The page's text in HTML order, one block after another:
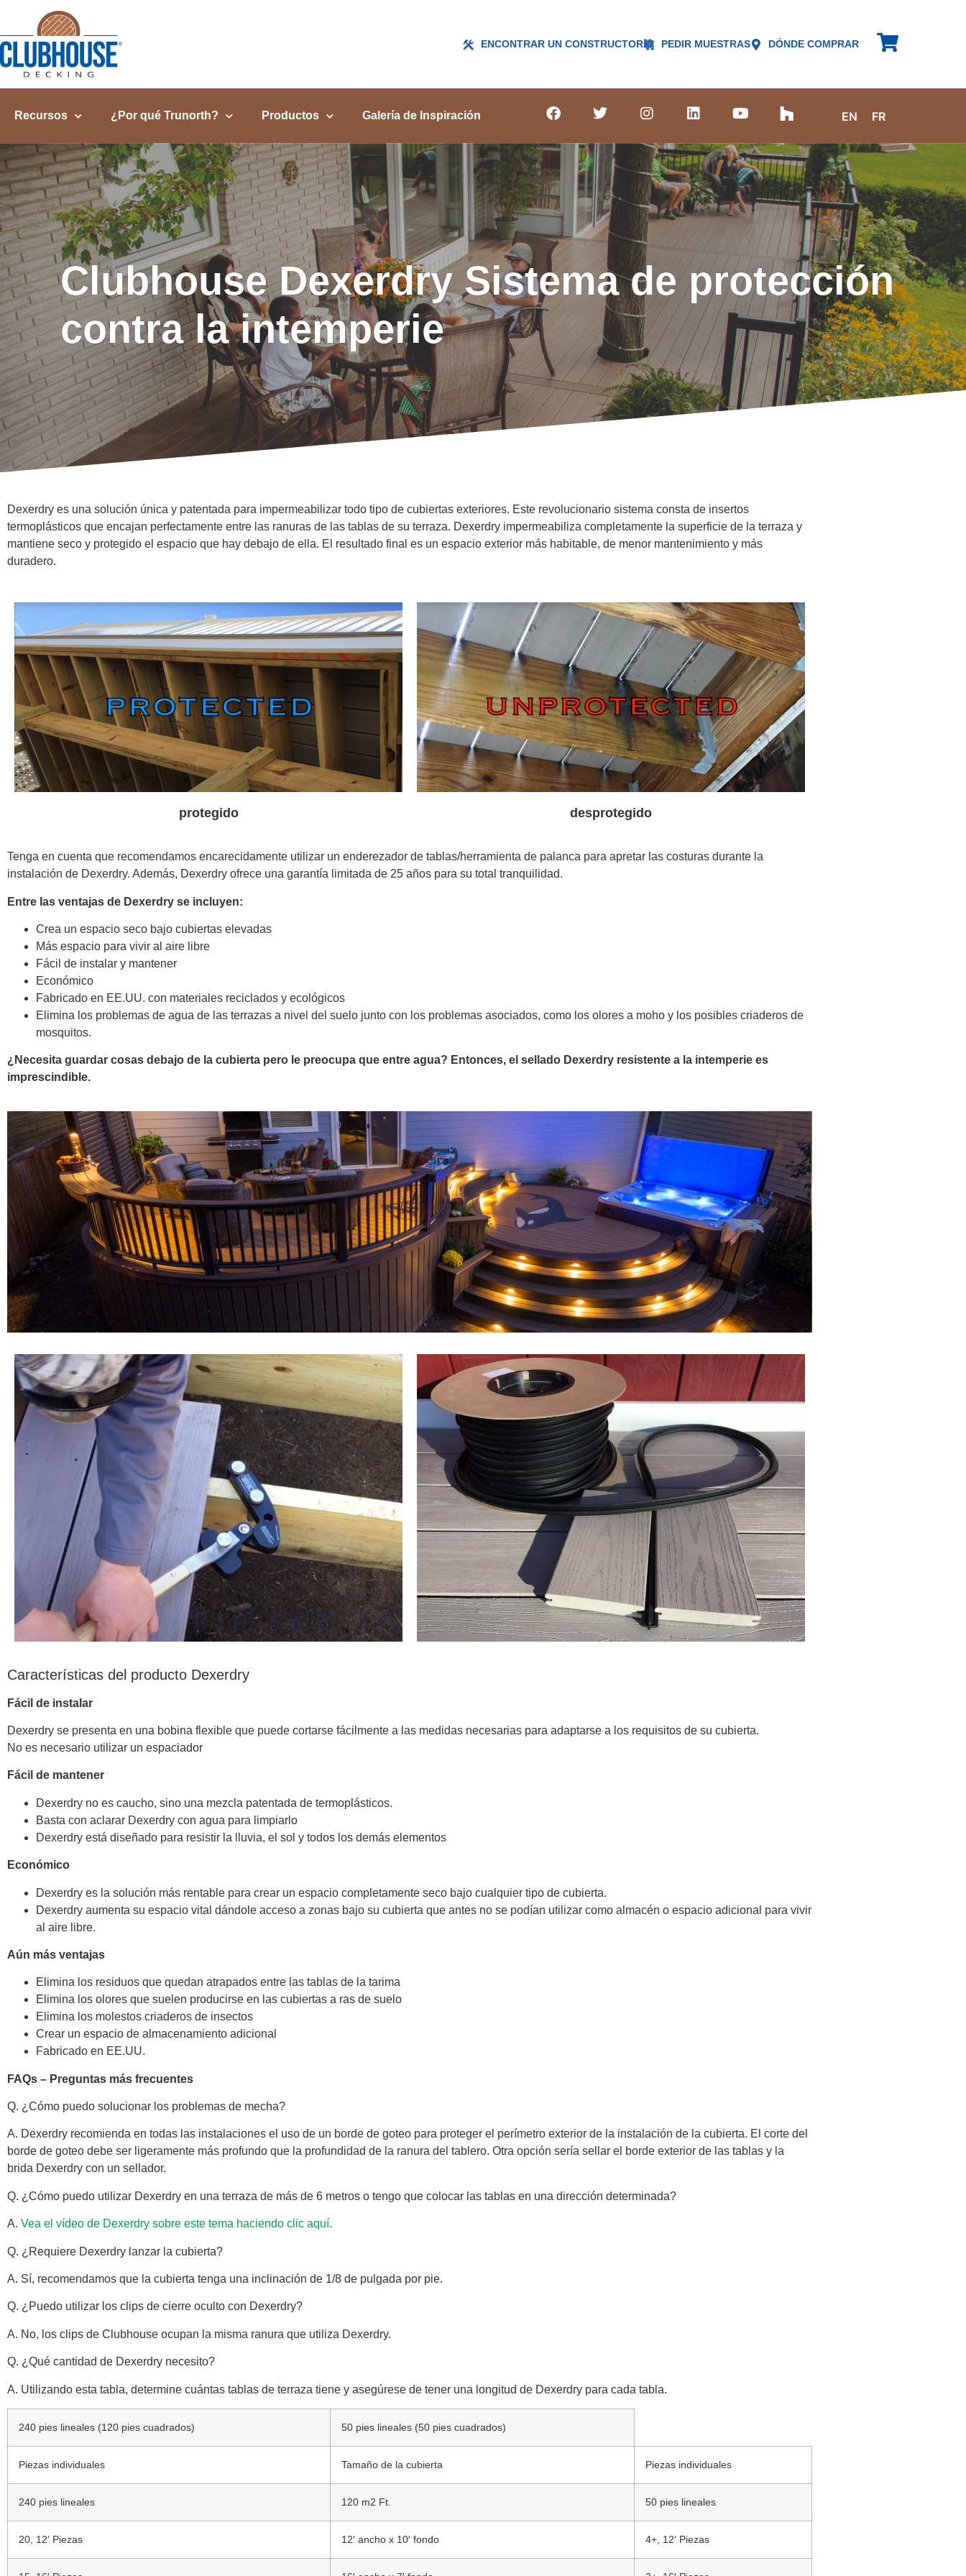
contenido
ENCONTRAR UN CONSTRUCTOR PEDIR MUESTRAS DÓNDE COMPRAR
Recursos ¿Por qué Trunorth? Productos Galería de Inspiración EN FR
Clubhouse Dexerdry Sistema de protección
contra la intemperie
Dexerdry es una solución única y patentada para impermeabilizar todo tipo de cubiertas exteriores. Este revolucionario sistema consta de insertos
termoplásticos que encajan perfectamente entre las ranuras de las tablas de su terraza. Dexerdry impermeabiliza completamente la superficie de la terraza y
mantiene seco y protegido el espacio que hay debajo de ella. El resultado final es un espacio exterior más habitable, de menor mantenimiento y más
duradero.
protegido desprotegido
Tenga en cuenta que recomendamos encarecidamente utilizar un enderezador de tablas/herramienta de palanca para apretar las costuras durante la
instalación de Dexerdry. Además, Dexerdry ofrece una garantía limitada de 25 años para su total tranquilidad.
Entre las ventajas de Dexerdry se incluyen:
Crea un espacio seco bajo cubiertas elevadas
Más espacio para vivir al aire libre
Fácil de instalar y mantener
Económico
Fabricado en EE.UU. con materiales reciclados y ecológicos
Elimina los problemas de agua de las terrazas a nivel del suelo junto con los problemas asociados, como los olores a moho y los posibles criaderos de
mosquitos.
¿Necesita guardar cosas debajo de la cubierta pero le preocupa que entre agua? Entonces, el sellado Dexerdry resistente a la intemperie es
imprescindible.
Características del producto Dexerdry
Fácil de instalar
Dexerdry se presenta en una bobina flexible que puede cortarse fácilmente a las medidas necesarias para adaptarse a los requisitos de su cubierta.
No es necesario utilizar un espaciador
Fácil de mantener
Dexerdry no es caucho, sino una mezcla patentada de termoplásticos.
Basta con aclarar Dexerdry con agua para limpiarlo
Dexerdry está diseñado para resistir la lluvia, el sol y todos los demás elementos
Económico
Dexerdry es la solución más rentable para crear un espacio completamente seco bajo cualquier tipo de cubierta.
Dexerdry aumenta su espacio vital dándole acceso a zonas bajo su cubierta que antes no se podían utilizar como almacén o espacio adicional para vivir
al aire libre.
Aún más ventajas
Elimina los residuos que quedan atrapados entre las tablas de la tarima
Elimina los olores que suelen producirse en las cubiertas a ras de suelo
Elimina los molestos criaderos de insectos
Crear un espacio de almacenamiento adicional
Fabricado en EE.UU.
FAQs – Preguntas más frecuentes
Q. ¿Cómo puedo solucionar los problemas de mecha?
A. Dexerdry recomienda en todas las instalaciones el uso de un borde de goteo para proteger el perímetro exterior de la instalación de la cubierta. El corte del
borde de goteo debe ser ligeramente más profundo que la profundidad de la ranura del tablero. Otra opción sería sellar el borde exterior de las tablas y la
brida Dexerdry con un sellador.
Q. ¿Cómo puedo utilizar Dexerdry en una terraza de más de 6 metros o tengo que colocar las tablas en una dirección determinada?
A. Vea el vídeo de Dexerdry sobre este tema haciendo clic aquí.
Q. ¿Requiere Dexerdry lanzar la cubierta?
A. Sí, recomendamos que la cubierta tenga una inclinación de 1/8 de pulgada por pie.
Q. ¿Puedo utilizar los clips de cierre oculto con Dexerdry?
A. No, los clips de Clubhouse ocupan la misma ranura que utiliza Dexerdry.
Q. ¿Qué cantidad de Dexerdry necesito?
A. Utilizando esta tabla, determine cuántas tablas de terraza tiene y asegúrese de tener una longitud de Dexerdry para cada tabla.
240 pies lineales (120 pies cuadrados) 50 pies lineales (50 pies cuadrados)
Piezas individuales Tamaño de la cubierta Piezas individuales
240 pies lineales 120 m2 Ft. 50 pies lineales
20, 12′ Piezas 12′ ancho x 10′ fondo 4+, 12′ Piezas